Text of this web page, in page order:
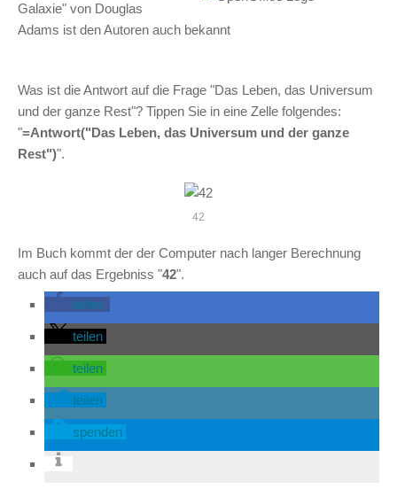
Galaxie" von Douglas
Adams ist den Autoren auch bekannt
Was ist die Antwort auf die Frage "Das Leben, das Universum
und der ganze Rest"? Tippen Sie in eine Zelle folgendes:
"=Antwort("Das Leben, das Universum und der ganze
Rest")".
42
Im Buch kommt der der Computer nach langer Berechnung
auch auf das Ergebniss "42".
teilen
teilen
teilen
teilen
spenden